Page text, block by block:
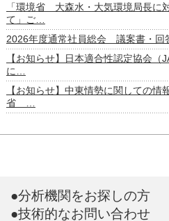
「環境省 大森水・大気環境局長に
て」ご…
2026年度通常社員総会 議案書・回
【お知らせ】日本適合性認定協会（
に…
【お知らせ】中東情勢に関しての情
省 …
●分析機関をお探しの方
●技術的なお問い合わせ